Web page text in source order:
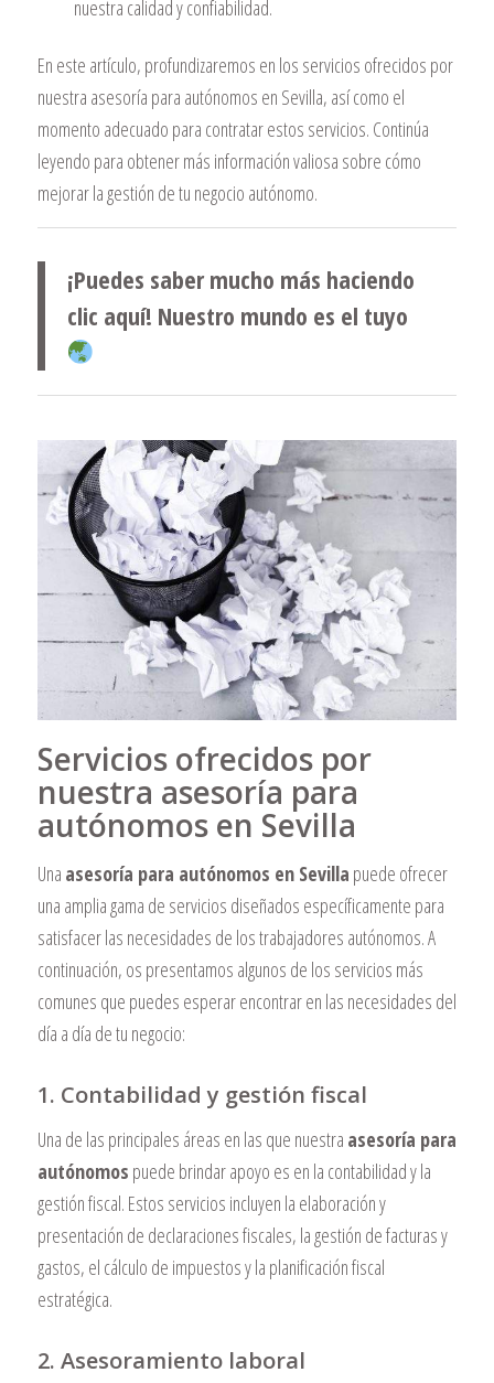
nuestra calidad y confiabilidad.
En este artículo, profundizaremos en los servicios ofrecidos por
nuestra asesoría para autónomos en Sevilla, así como el
momento adecuado para contratar estos servicios. Continúa
leyendo para obtener más información valiosa sobre cómo
mejorar la gestión de tu negocio autónomo.
¡Puedes saber mucho más haciendo
clic aquí! Nuestro mundo es el tuyo
Servicios ofrecidos por
nuestra asesoría para
autónomos en Sevilla
Una asesoría para autónomos en Sevilla puede ofrecer
una amplia gama de servicios diseñados específicamente para
satisfacer las necesidades de los trabajadores autónomos. A
continuación, os presentamos algunos de los servicios más
comunes que puedes esperar encontrar en las necesidades del
día a día de tu negocio:
1. Contabilidad y gestión fiscal
Una de las principales áreas en las que nuestra asesoría para
autónomos puede brindar apoyo es en la contabilidad y la
gestión fiscal. Estos servicios incluyen la elaboración y
presentación de declaraciones fiscales, la gestión de facturas y
gastos, el cálculo de impuestos y la planificación fiscal
estratégica.
2. Asesoramiento laboral